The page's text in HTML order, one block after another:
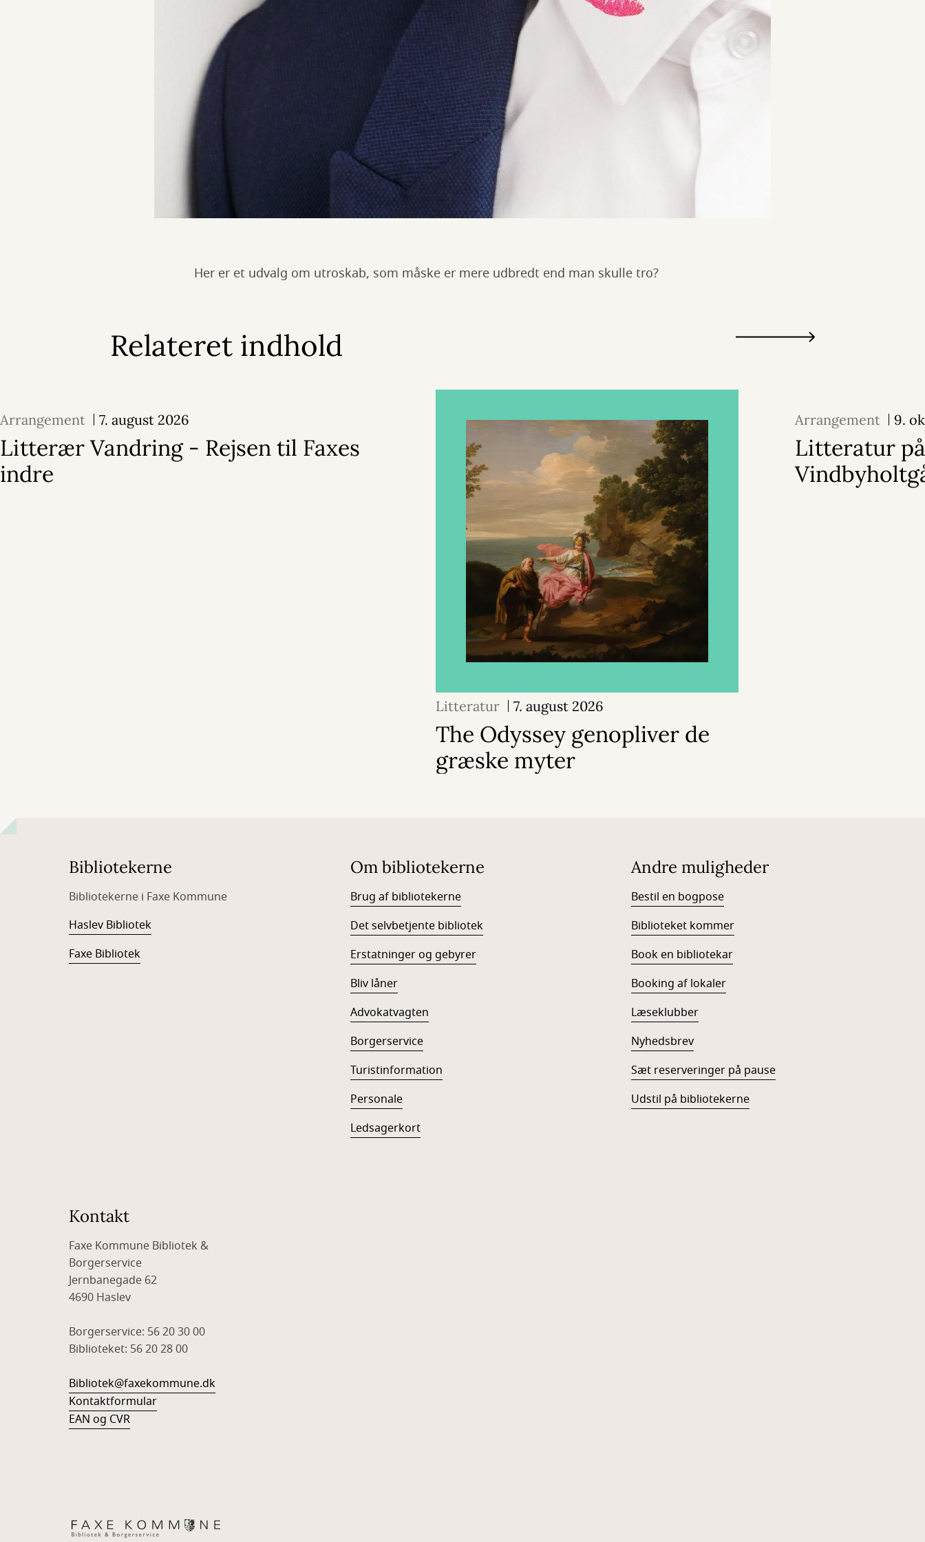
Her er et udvalg om utroskab, som måske er mere udbredt end man skulle tro?
Relateret indhold
Arrangement 7. august 2026
Litterær Vandring - Rejsen til Faxes
indre
Litteratur 7. august 2026
The Odyssey genopliver de
græske myter
Arrangement 9.
Litteratur på
Bibliotekerne
Bibliotekerne i Faxe Kommune
Haslev Bibliotek
Faxe Bibliotek
Om bibliotekerne
Brug af bibliotekerne
Det selvbetjente bibliotek
Erstatninger og gebyrer
Bliv låner
Advokatvagten
Borgerservice
Turistinformation
Personale
Ledsagerkort
Andre muligheder
Bestil en bogpose
Biblioteket kommer
Book en bibliotekar
Booking af lokaler
Læseklubber
Nyhedsbrev
Sæt reserveringer på pause
Udstil på bibliotekerne
Kontakt
Faxe Kommune Bibliotek &
Borgerservice
Jernbanegade 62
4690 Haslev
Borgerservice: 56 20 30 00
Biblioteket: 56 20 28 00
Bibliotek@faxekommune.dk
Kontaktformular
EAN og CVR